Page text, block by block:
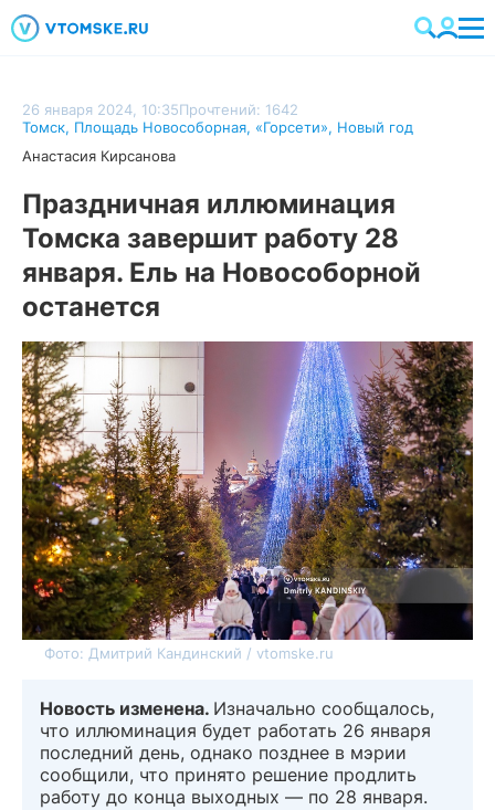
26 января 2024, 10:35Прочтений: 1642
Томск, Площадь Новособорная, «Горсети», Новый год
Анастасия Кирсанова
Праздничная иллюминация
Томска завершит работу 28
января. Ель на Новособорной
останется
Фото: Дмитрий Кандинский / vtomske.ru
Новость изменена. Изначально сообщалось,
что иллюминация будет работать 26 января
последний день, однако позднее в мэрии
сообщили, что принято решение продлить
работу до конца выходных — по 28 января.